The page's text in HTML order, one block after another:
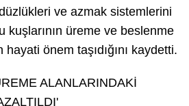
ve azmak sistemlerini
kuşlarının üreme ve beslenme
hayati önem taşıdığını kaydetti.
ALANLARINDAKİ